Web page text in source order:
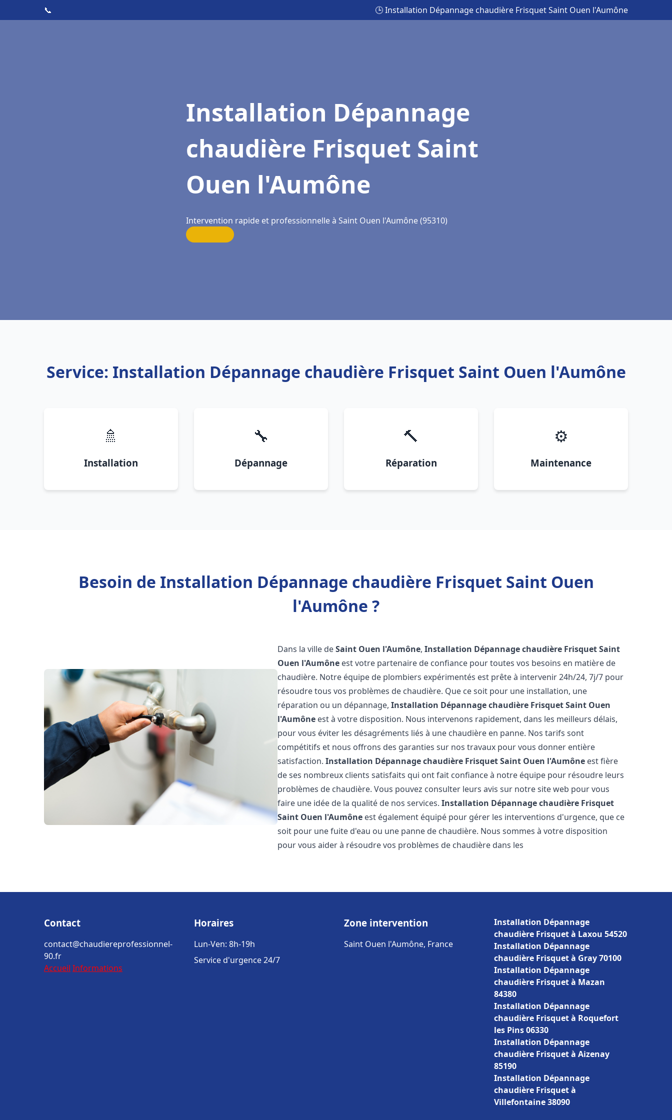
📞 🕒 Installation Dépannage chaudière Frisquet Saint Ouen l'Aumône
Installation Dépannage
chaudière Frisquet Saint
Ouen l'Aumône
Intervention rapide et professionnelle à Saint Ouen l'Aumône (95310)
Service: Installation Dépannage chaudière Frisquet Saint Ouen l'Aumône
🚿
Installation
🔧
Dépannage
🔨
Réparation
⚙️
Maintenance
Besoin de Installation Dépannage chaudière Frisquet Saint Ouen
l'Aumône ?
Dans la ville deSaint Ouen l'Aumône,Installation Dépannage chaudière FrisquetSaint
Ouen l'Aumône est votre partenaire de confiance pour toutes vos besoins en matière de
chaudière. Notre équipe de plombiers expérimentés est prête à intervenir 24h/24, 7j/7 pour
résoudre tous vos problèmes de chaudière. Que ce soit pour une installation, une
réparation ou un dépannage,Installation Dépannage chaudière FrisquetSaint Ouen
l'Aumône est à votre disposition. Nous intervenons rapidement, dans les meilleurs délais,
pour vous éviter les désagréments liés à une chaudière en panne. Nos tarifs sont
compétitifs et nous offrons des garanties sur nos travaux pour vous donner entière
satisfaction.Installation Dépannage chaudière FrisquetSaint Ouen l'Aumône est fière
de ses nombreux clients satisfaits qui ont fait confiance à notre équipe pour résoudre leurs
problèmes de chaudière. Vous pouvez consulter leurs avis sur notre site web pour vous
faire une idée de la qualité de nos services.Installation Dépannage chaudière Frisquet
Saint Ouen l'Aumône est également équipé pour gérer les interventions d'urgence, que ce
soit pour une fuite d'eau ou une panne de chaudière. Nous sommes à votre disposition
pour vous aider à résoudre vos problèmes de chaudière dans les
Contact
contact@chaudiereprofessionnel-
90.fr
Accueil Informations
Horaires
Lun-Ven: 8h-19h
Service d'urgence 24/7
Zone intervention
Saint Ouen l'Aumône, France
Installation Dépannage
chaudière Frisquet à Laxou 54520
Installation Dépannage
chaudière Frisquet à Gray 70100
Installation Dépannage
chaudière Frisquet à Mazan
84380
Installation Dépannage
chaudière Frisquet à Roquefort
les Pins 06330
Installation Dépannage
chaudière Frisquet à Aizenay
85190
Installation Dépannage
chaudière Frisquet à
Villefontaine 38090